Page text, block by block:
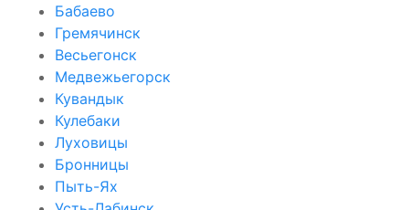
Бабаево
Гремячинск
Весьегонск
Медвежьегорск
Кувандык
Кулебаки
Луховицы
Бронницы
Пыть-Ях